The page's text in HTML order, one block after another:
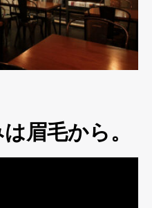
眉毛から。